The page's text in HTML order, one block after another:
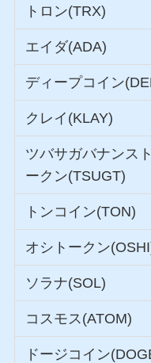
トロン(TRX)
エイダ(ADA)
ディープコイン
クレイ(KLAY)
ツバサガバナンスト
ークン(TSUGT)
トンコイン(TON)
オシトークン
ソラナ(SOL)
コスモス(ATOM)
ドージコイン